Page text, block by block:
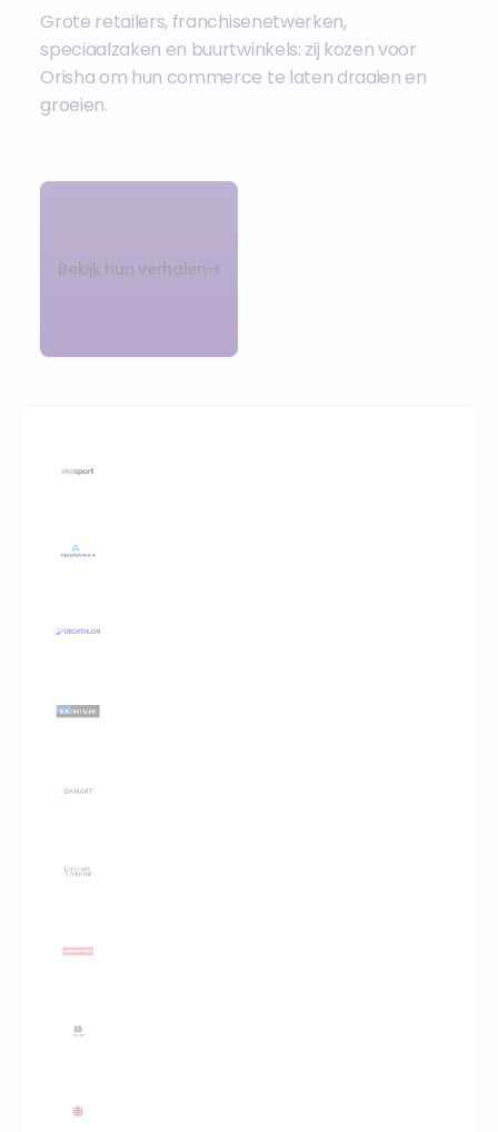
Grote retailers, franchisenetwerken,
speciaalzaken en buurtwinkels: zij kozen voor
Orisha om hun commerce te laten draaien en
groeien.
Bekijk hun verhalen